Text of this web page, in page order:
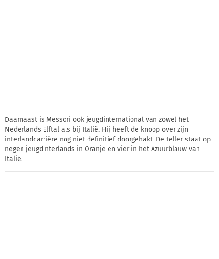
Daarnaast is Messori ook jeugdinternational van zowel het
Nederlands Elftal als bij Italië. Hij heeft de knoop over zijn
interlandcarrière nog niet definitief doorgehakt. De teller staat op
negen jeugdinterlands in Oranje en vier in het Azuurblauw van
Italië.